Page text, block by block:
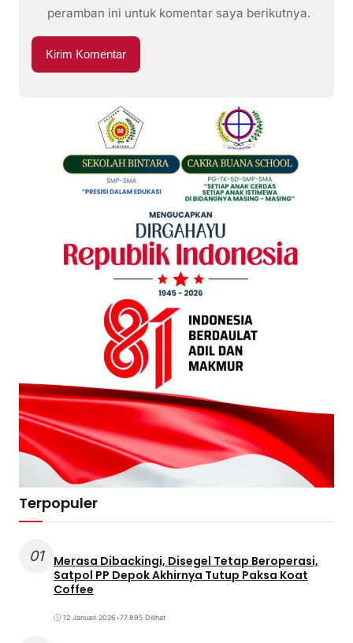
peramban ini untuk komentar saya berikutnya.
Terpopuler
01
Merasa Dibackingi, Disegel Tetap Beroperasi,
Satpol PP Depok Akhirnya Tutup Paksa Koat
Coffee
12 Januari 2026•77.895 Dilihat